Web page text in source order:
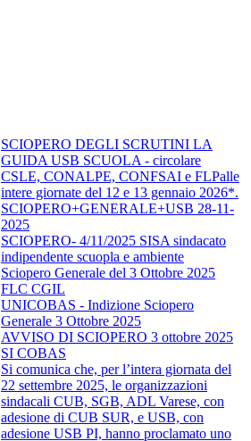
SCIOPERO DEGLI SCRUTINI LA
GUIDA USB SCUOLA - circolare
CSLE, CONALPE, CONFSAI e FLPalle
intere giornate del 12 e 13 gennaio 2026*.
SCIOPERO+GENERALE+USB 28-11-
2025
SCIOPERO- 4/11/2025 SISA sindacato
indipendente scuopla e ambiente
Sciopero Generale del 3 Ottobre 2025
FLC CGIL
UNICOBAS - Indizione Sciopero
Generale 3 Ottobre 2025
AVVISO DI SCIOPERO 3 ottobre 2025
SI COBAS
Si comunica che, per l’intera giornata del
22 settembre 2025, le organizzazioni
sindacali CUB, SGB, ADL Varese, con
adesione di CUB SUR, e USB, con
adesione USB PI, hanno proclamato uno